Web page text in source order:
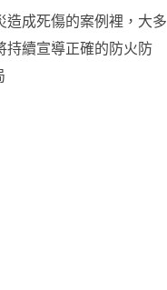
造成死傷的案例裡，大多
持續宣導正確的防火防